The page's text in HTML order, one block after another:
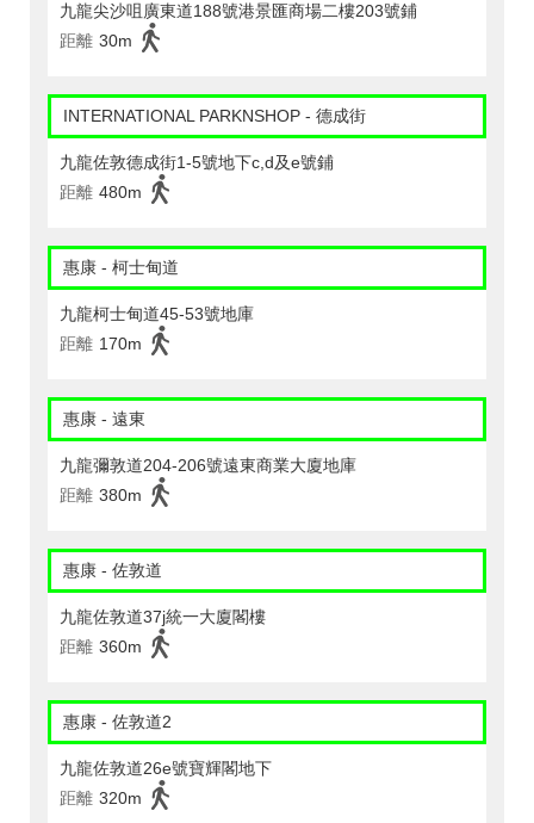
九龍尖沙咀廣東道188號港景匯商場二樓203號鋪
距離 30m
INTERNATIONAL PARKNSHOP - 德成街
九龍佐敦德成街1-5號地下c,d及e號鋪
距離 480m
惠康 - 柯士甸道
九龍柯士甸道45-53號地庫
距離 170m
惠康 - 遠東
九龍彌敦道204-206號遠東商業大廈地庫
距離 380m
惠康 - 佐敦道
九龍佐敦道37j統一大廈閣樓
距離 360m
惠康 - 佐敦道2
九龍佐敦道26e號寶輝閣地下
距離 320m